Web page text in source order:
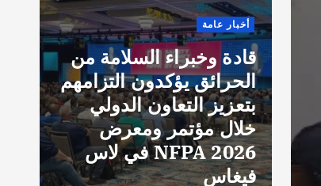
أخبار عامة
قادة وخبراء السلامة من
الحرائق يؤكدون التزامهم
بتعزيز التعاون الدولي
خلال مؤتمر ومعرض
NFPA 2026 في لاس
فيغاس